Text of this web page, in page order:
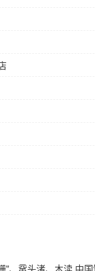
”、鼋头渚、木渎 中